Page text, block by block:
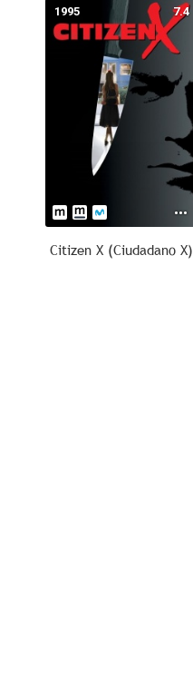
7.4
1995
Citizen X (Ciudadano X)